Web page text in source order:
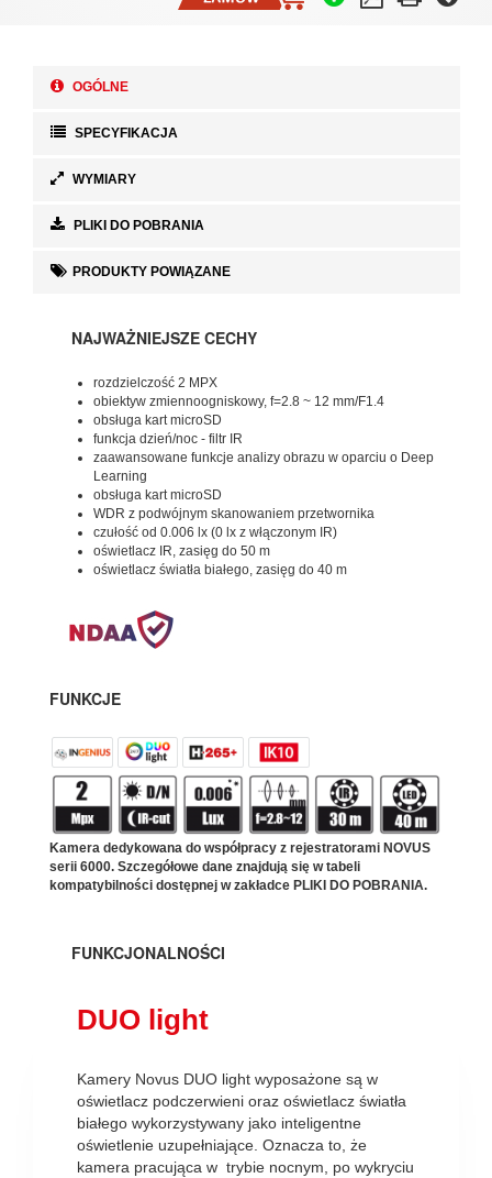
OGÓLNE
SPECYFIKACJA
WYMIARY
PLIKI DO POBRANIA
PRODUKTY POWIĄZANE
NAJWAŻNIEJSZE CECHY
rozdzielczość 2 MPX
obiektyw zmiennoogniskowy, f=2.8 ~ 12 mm/F1.4
obsługa kart microSD
funkcja dzień/noc - filtr IR
zaawansowane funkcje analizy obrazu w oparciu o Deep
Learning
obsługa kart microSD
WDR z podwójnym skanowaniem przetwornika
czułość od 0.006 lx (0 lx z włączonym IR)
oświetlacz IR, zasięg do 50 m
oświetlacz światła białego, zasięg do 40 m
FUNKCJE
Kamera dedykowana do współpracy z rejestratorami NOVUS
serii 6000. Szczegółowe dane znajdują się w tabeli
kompatybilności dostępnej w zakładce PLIKI DO POBRANIA.
FUNKCJONALNOŚCI
DUO light
Kamery Novus DUO light wyposażone są w
oświetlacz podczerwieni oraz oświetlacz światła
białego wykorzystywany jako inteligentne
oświetlenie uzupełniające. Oznacza to, że
kamera pracująca w trybie nocnym, po wykryciu